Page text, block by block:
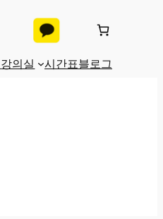
강의실 시간표블로그